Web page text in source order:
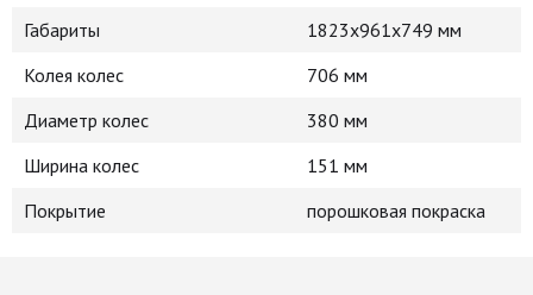
Габариты
1823x961x749 мм
Колея колес
706 мм
Диаметр колес
380 мм
Ширина колес
151 мм
Покрытие
порошковая покраска